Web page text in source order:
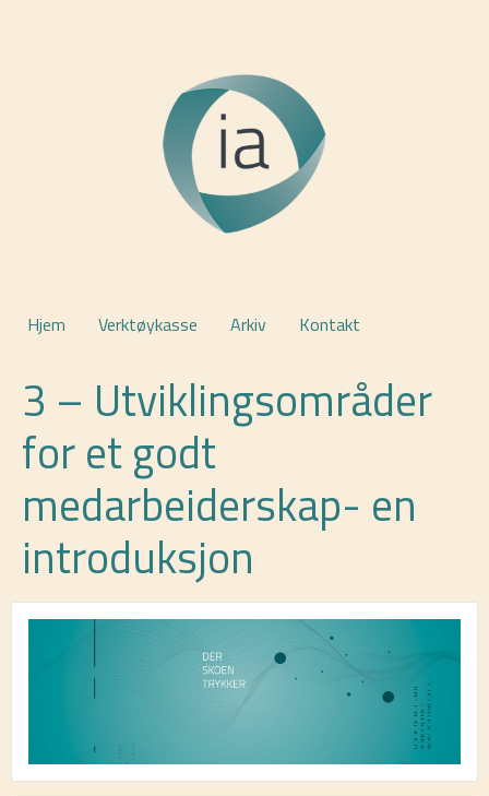
Hjem Verktøykasse Arkiv Kontakt
3 – Utviklingsområder
for et godt
medarbeiderskap- en
introduksjon